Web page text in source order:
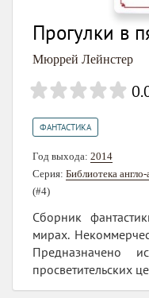
Прогулки в
Мюррей Лейнстер
ФАНТАСТИКА
Год выхода: 2014
Серия: Библиотека
(#4)
Сборник
мирах.
Предназначено
просветительских